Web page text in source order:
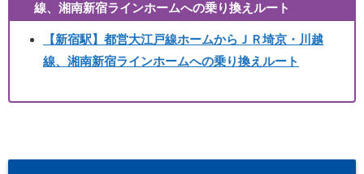
線、湘南新宿ラインホームへの乗り換えルート
【新宿駅】 都営大江戸線ホームからＪＲ埼京・川越
線、湘南新宿ラインホームへの乗り換えルート